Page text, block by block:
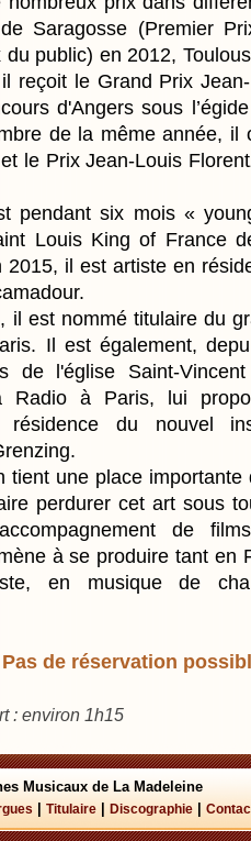
Saragosse (Premier
du public) en 2012,
reçoit le Grand Prix
d'Angers sous
de la même année, il
le Prix Jean-Louis
pendant six mois «
Louis King of France
2015, il est artiste en
il est nommé titulaire du
Il est également,
de l'église Saint-
Radio à Paris, lui
résidence du nouvel
tient une place
perdurer cet art sous
de
à se produire tant en
en musique de
de réservation
: environ 1h15
Musicaux de La Madeleine
Titulaire Discographie